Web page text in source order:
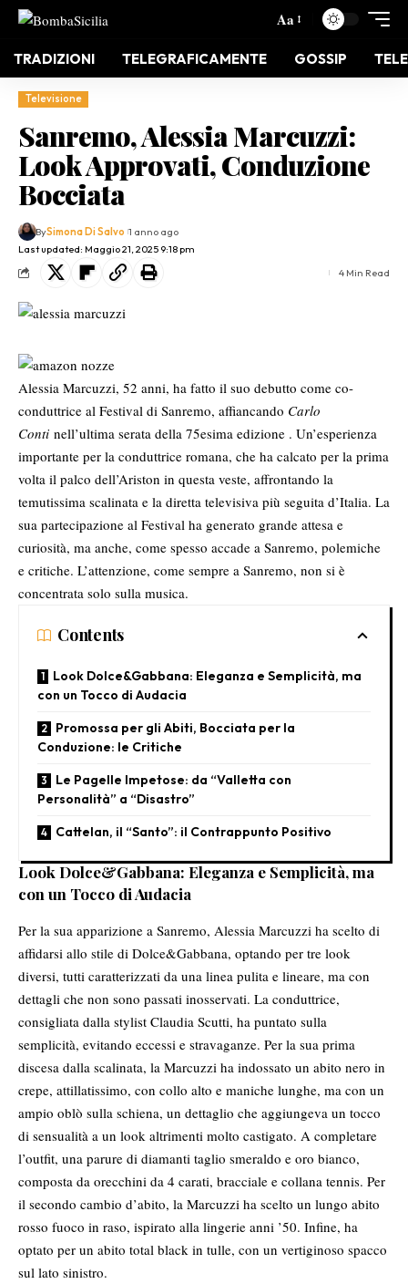
Aa
TRADIZIONI TELEGRAFICAMENTE GOSSIP
Televisione
Sanremo, Alessia Marcuzzi:
Look Approvati, Conduzione
Bocciata
Last updated: Maggio 21, 2025 9:18 pm
BySimona Di Salvo 1 anno ago
4 Min Read
Alessia Marcuzzi, 52 anni, ha fatto il suo debutto come co-
conduttrice al Festival di Sanremo, affiancando Carlo
Conti nell’ultima serata della 75esima edizione . Un’esperienza
importante per la conduttrice romana, che ha calcato per la prima
volta il palco dell’Ariston in questa veste, affrontando la
temutissima scalinata e la diretta televisiva più seguita d’Italia. La
sua partecipazione al Festival ha generato grande attesa e
curiosità, ma anche, come spesso accade a Sanremo, polemiche
e critiche. L’attenzione, come sempre a Sanremo, non si è
concentrata solo sulla musica.
Contents
Look Dolce&Gabbana: Eleganza e Semplicità, ma
con un Tocco di Audacia
Promossa per gli Abiti, Bocciata per la
Conduzione: le Critiche
Le Pagelle Impetose: da “Valletta con
Personalità” a “Disastro”
Cattelan, il “Santo”: il Contrappunto Positivo
Look Dolce&Gabbana: Eleganza e Semplicità, ma
con un Tocco di Audacia
Per la sua apparizione a Sanremo, Alessia Marcuzzi ha scelto di
affidarsi allo stile di Dolce&Gabbana, optando per tre look
diversi, tutti caratterizzati da una linea pulita e lineare, ma con
dettagli che non sono passati inosservati. La conduttrice,
consigliata dalla stylist Claudia Scutti, ha puntato sulla
semplicità, evitando eccessi e stravaganze. Per la sua prima
discesa dalla scalinata, la Marcuzzi ha indossato un abito nero in
crepe, attillatissimo, con collo alto e maniche lunghe, ma con un
ampio oblò sulla schiena, un dettaglio che aggiungeva un tocco
di sensualità a un look altrimenti molto castigato. A completare
l’outfit, una parure di diamanti taglio smeraldo e oro bianco,
composta da orecchini da 4 carati, bracciale e collana tennis. Per
il secondo cambio d’abito, la Marcuzzi ha scelto un lungo abito
rosso fuoco in raso, ispirato alla lingerie anni ’50. Infine, ha
optato per un abito total black in tulle, con un vertiginoso spacco
sul lato sinistro.